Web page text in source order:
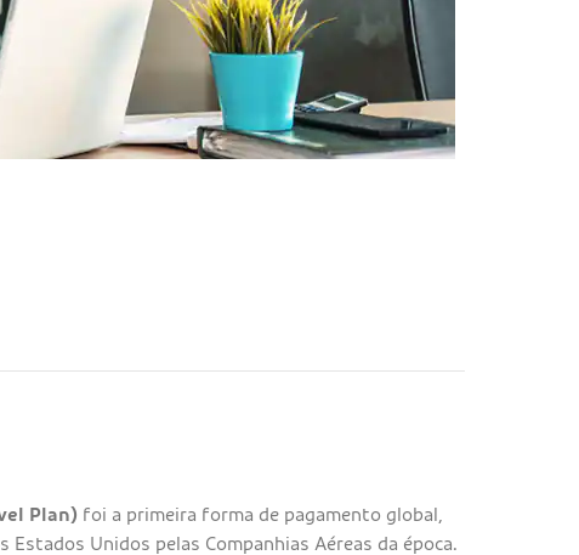
Plan) foi a primeira forma de pagamento global,
Estados Unidos pelas Companhias Aéreas da época.